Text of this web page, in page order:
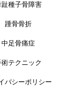
趾種子骨障害
踵骨骨折
中足骨痛症
術テクニック
バシーポリシー